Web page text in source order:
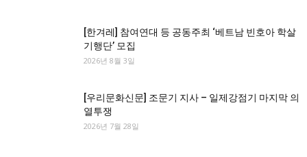
[한겨레] 참여연대 등 공동주최 ‘베트남 빈호아 학살
기행단’ 모집
2026년 8월 3일
[우리문화신문] 조문기 지사 – 일제강점기 마지막 의
열투쟁
2026년 7월 28일